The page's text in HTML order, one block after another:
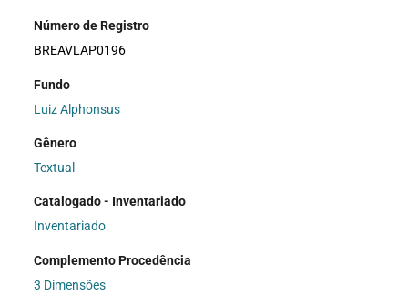
Número de Registro
BREAVLAP0196
Fundo
Luiz Alphonsus
Gênero
Textual
Catalogado - Inventariado
Inventariado
Complemento Procedência
3 Dimensões